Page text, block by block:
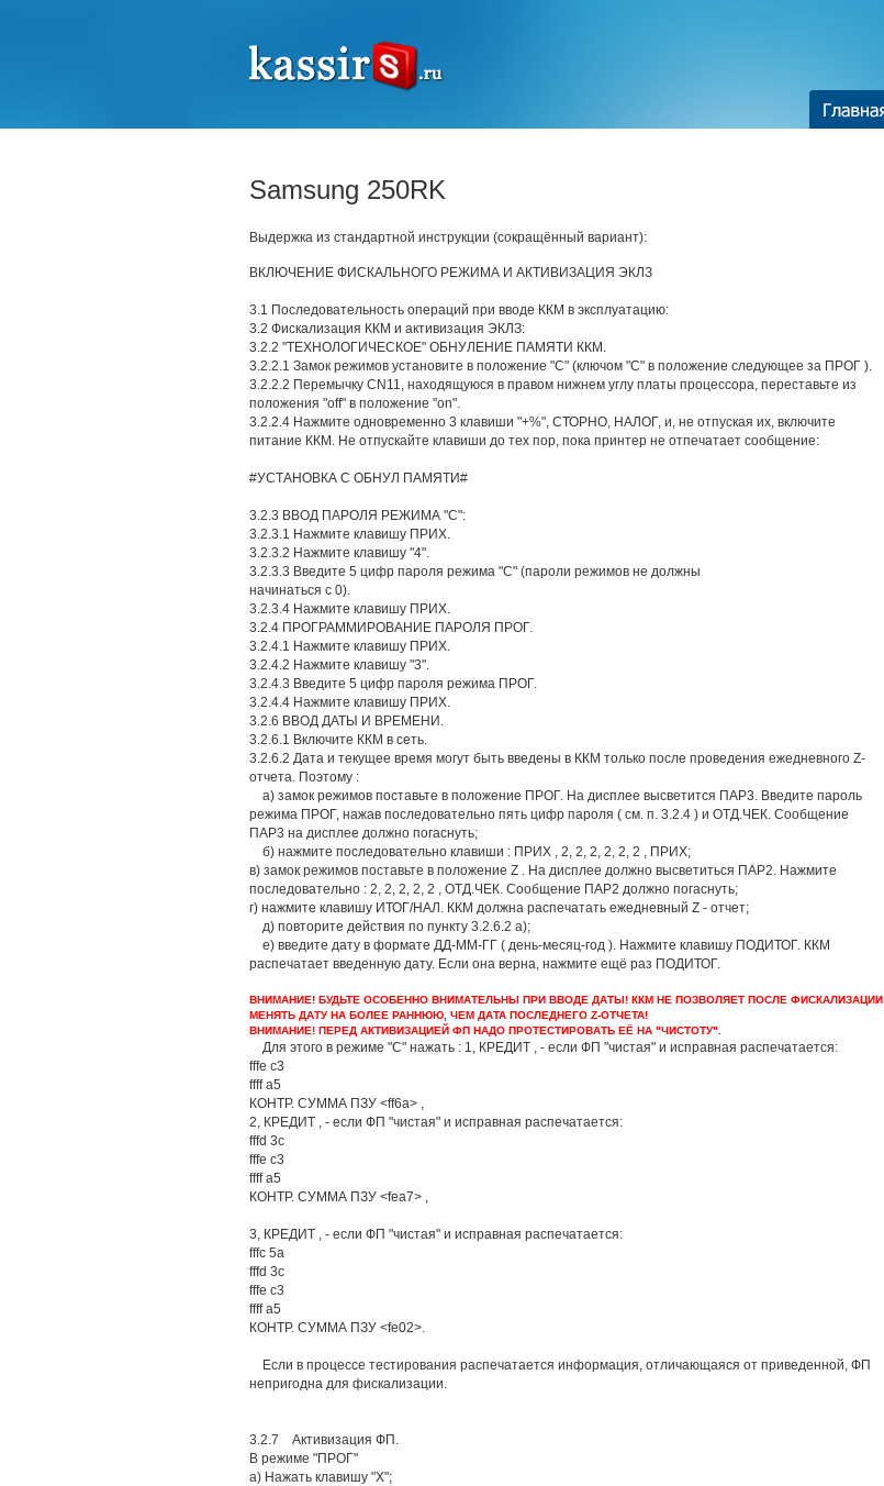
Главная
Samsung 250RK
Выдержка из стандартной инструкции (сокращённый вариант):
ВКЛЮЧЕНИЕ ФИСКАЛЬНОГО РЕЖИМА И АКТИВИЗАЦИЯ ЭКЛЗ
3.1 Последовательность операций при вводе ККМ в эксплуатацию:
3.2 Фискализация ККМ и активизация ЭКЛЗ:
3.2.2 "ТЕХНОЛОГИЧЕСКОЕ" ОБНУЛЕНИЕ ПАМЯТИ ККМ.
3.2.2.1 Замок режимов установите в положение "С" (ключом "С" в положение следующее за ПРОГ ).
3.2.2.2 Перемычку CN11, находящуюся в правом нижнем углу платы процессора, переставьте из
положения "off" в положение "оn".
3.2.2.4 Нажмите одновременно 3 клавиши "+%", СТОРНО, НАЛОГ, и, не отпуская их, включите
питание ККМ. Не отпускайте клавиши до тех пор, пока принтер не отпечатает сообщение:
#УСТАНОВКА С ОБНУЛ ПАМЯТИ#
3.2.3 ВВОД ПАРОЛЯ РЕЖИМА "С":
3.2.3.1 Нажмите клавишу ПРИХ.
3.2.3.2 Нажмите клавишу "4".
3.2.3.3 Введите 5 цифр пароля режима "С" (пароли режимов не должны
начинаться с 0).
3.2.3.4 Нажмите клавишу ПРИХ.
3.2.4 ПРОГРАММИРОВАНИЕ ПАРОЛЯ ПРОГ.
3.2.4.1 Нажмите клавишу ПРИХ.
3.2.4.2 Нажмите клавишу "3".
3.2.4.3 Введите 5 цифр пароля режима ПРОГ.
3.2.4.4 Нажмите клавишу ПРИХ.
3.2.6 ВВОД ДАТЫ И ВРЕМЕНИ.
3.2.6.1 Включите ККМ в сеть.
3.2.6.2 Дата и текущее время могут быть введены в ККМ только после проведения ежедневного Z-
отчета. Поэтому :
а) замок режимов поставьте в положение ПРОГ. На дисплее высветится ПАР3. Введите пароль
режима ПРОГ, нажав последовательно пять цифр пароля ( см. п. 3.2.4 ) и ОТД.ЧЕК. Сообщение
ПАР3 на дисплее должно погаснуть;
б) нажмите последовательно клавиши : ПРИХ , 2, 2, 2, 2, 2, 2 , ПРИХ;
в) замок режимов поставьте в положение Z . На дисплее должно высветиться ПАР2. Нажмите
последовательно : 2, 2, 2, 2, 2 , ОТД.ЧЕК. Сообщение ПАР2 должно погаснуть;
г) нажмите клавишу ИТОГ/НАЛ. ККМ должна распечатать ежедневный Z - отчет;
д) повторите действия по пункту 3.2.6.2 а);
е) введите дату в формате ДД-ММ-ГГ ( день-месяц-год ). Нажмите клавишу ПОДИТОГ. ККМ
распечатает введенную дату. Если она верна, нажмите ещё раз ПОДИТОГ.
ВНИМАНИЕ! БУДЬТЕ ОСОБЕННО ВНИМАТЕЛЬНЫ ПРИ ВВОДЕ ДАТЫ! ККМ НЕ ПОЗВОЛЯЕТ ПОСЛЕ ФИСКАЛИЗАЦИИ
МЕНЯТЬ ДАТУ НА БОЛЕЕ РАННЮЮ, ЧЕМ ДАТА ПОСЛЕДНЕГО Z-ОТЧЕТА!
ВНИМАНИЕ! ПЕРЕД АКТИВИЗАЦИЕЙ ФП НАДО ПРОТЕСТИРОВАТЬ ЕЁ НА "ЧИСТОТУ".
Для этого в режиме "С" нажать : 1, КРЕДИТ , - если ФП "чистая" и исправная распечатается:
fffe c3
ffff a5
КОНТР. СУММА ПЗУ <ff6a> ,
2, КРЕДИТ , - если ФП "чистая" и исправная распечатается:
fffd 3c
fffe c3
ffff a5
КОНТР. СУММА ПЗУ <fea7> ,
3, КРЕДИТ , - если ФП "чистая" и исправная распечатается:
fffc 5a
fffd 3c
fffe c3
ffff a5
КОНТР. СУММА ПЗУ <fe02>.
Если в процессе тестирования распечатается информация, отличающаяся от приведенной, ФП
непригодна для фискализации.
3.2.7 Активизация ФП.
В режиме "ПРОГ"
а) Нажать клавишу "Х";